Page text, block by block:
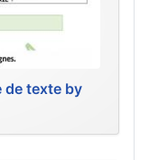
de texte by